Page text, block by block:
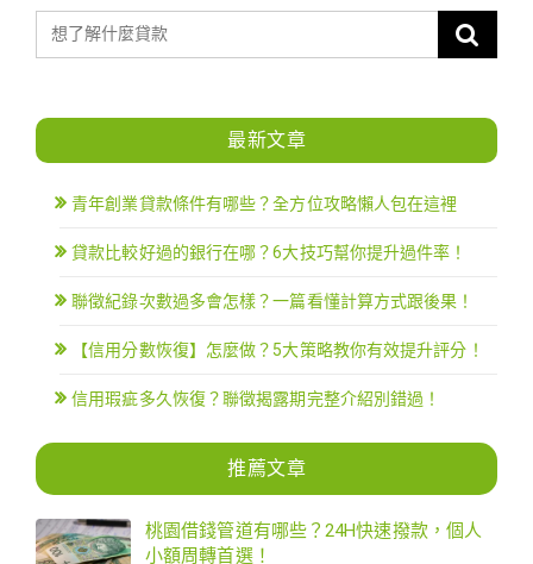
最新文章
青年創業貸款條件有哪些？全方位攻略懶人包在這裡
貸款比較好過的銀行在哪？6大技巧幫你提升過件率！
聯徵紀錄次數過多會怎樣？一篇看懂計算方式跟後果！
【信用分數恢復】怎麼做？5大策略教你有效提升評分！
信用瑕疵多久恢復？聯徵揭露期完整介紹別錯過！
推薦文章
桃園借錢管道有哪些？24H快速撥款，個人
小額周轉首選！